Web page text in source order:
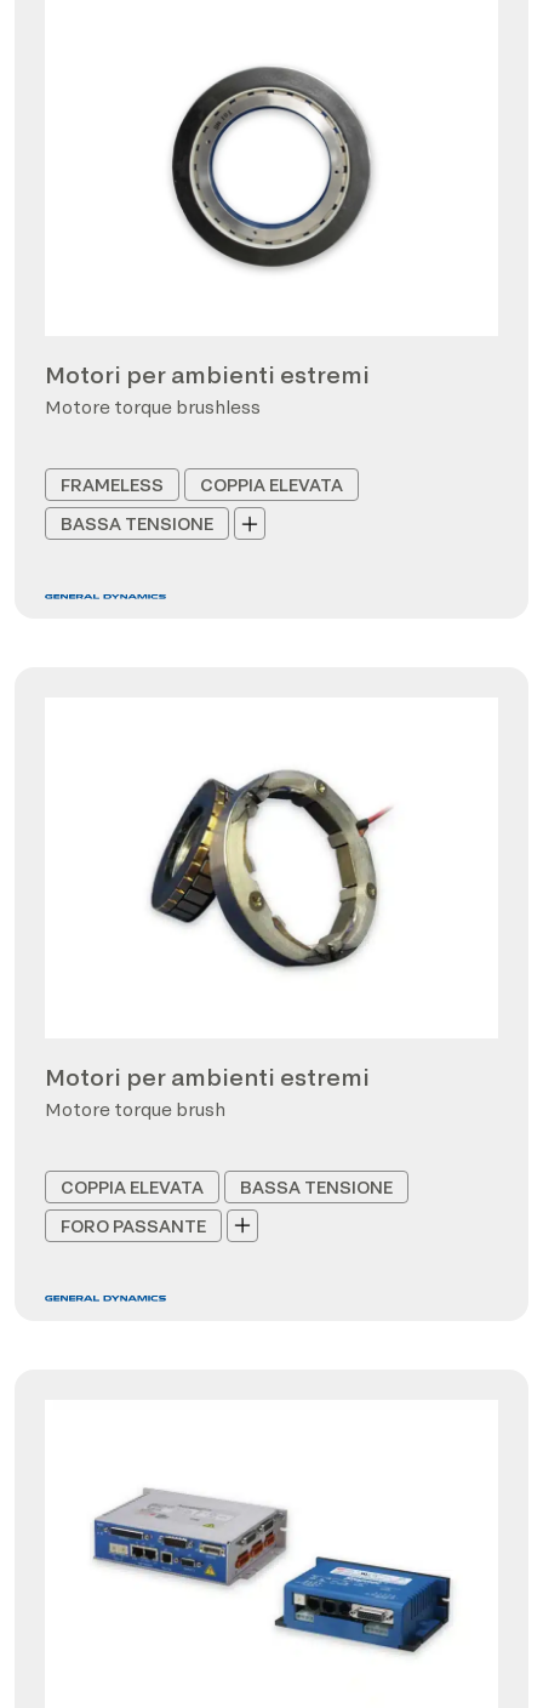
Motori per ambienti estremi
Motore torque brushless
FRAMELESS
COPPIA ELEVATA
BASSA TENSIONE
Motori per ambienti estremi
Motore torque brush
COPPIA ELEVATA
BASSA TENSIONE
FORO PASSANTE